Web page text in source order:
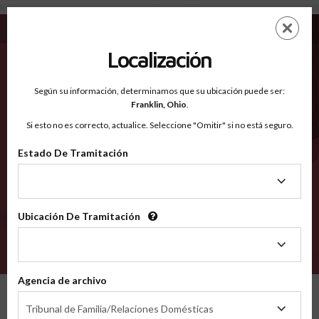
Pittsburg OK - Condados Reconocidos
EN
Condados Reconocidos
2600
Localización
Según su información, determinamos que su ubicación puede ser:
Franklin, Ohio.
Si esto no es correcto, actualice. Seleccione "Omitir" si no está seguro.
Estado De Tramitación
Tramitación
Ubicación De Tramitación
Tramitación
Agencia de archivo
Tribunal de Familia/Relaciones Domésticas
de